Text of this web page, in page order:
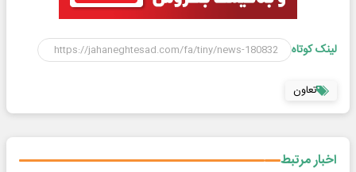
لینک کوتاه
تعاون
اخبار مرتبط